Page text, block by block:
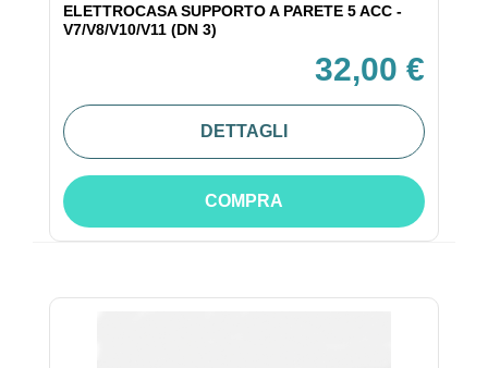
ELETTROCASA SUPPORTO A PARETE 5 ACC -
V7/V8/V10/V11 (DN 3)
32,00 €
DETTAGLI
COMPRA